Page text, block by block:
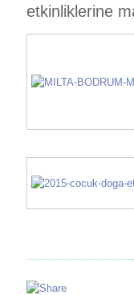
etkinliklerine